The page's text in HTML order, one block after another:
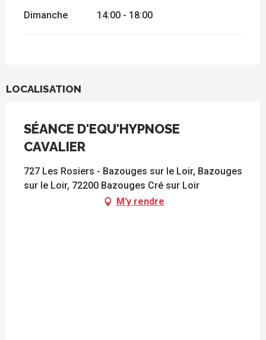
Dimanche 14:00 - 18:00
LOCALISATION
SÉANCE D'EQU'HYPNOSE
CAVALIER
727 Les Rosiers - Bazouges sur le Loir, Bazouges
sur le Loir, 72200 Bazouges Cré sur Loir
M'y rendre